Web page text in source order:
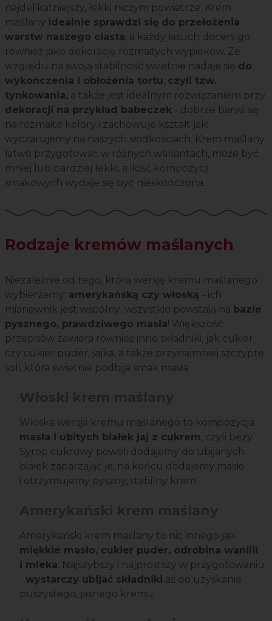
najdelikatniejszy, lekki niczym powietrze. Krem
maślany idealnie sprawdzi się do przełożenia
warstw naszego ciasta, a każdy łasuch doceni go
również jako dekorację rozmaitych wypieków. Ze
względu na swoją stabilność świetnie nadaje się do
wykończenia i obłożenia tortu, czyli tzw.
tynkowania, a także jest idealnym rozwiązaniem przy
dekoracji na przykład babeczek - dobrze barwi się
na rozmaite kolory i zachowuje kształt jaki
wyczarujemy na naszych słodkościach. Krem maślany
łatwo przygotować w różnych wariantach, może być
mniej lub bardziej lekki, a ilość kompozycji
smakowych wydaje się być nieskończona.
Rodzaje kremów maślanych
Niezależnie od tego, którą wersję kremu maślanego
wybierzemy: amerykańską czy włoską - ich
mianownik jest wspólny: wszystkie powstają na bazie
pysznego, prawdziwego masła! Większość
przepisów zawiera również inne składniki, jak cukier
czy cukier puder, jajka, a także przynajmniej szczyptę
soli, która świetnie podbija smak masła.
Włoska wersja kremu maślanego to kompozycja
masła i ubitych białek jaj z cukrem, czyli bezy.
Syrop cukrowy powoli dodajemy do ubijanych
białek zaparzając je, na końcu dodajemy masło
i otrzymujemy pyszny, stabilny krem.
Amerykański krem maślany to nic innego jak
miękkie masło, cukier puder, odrobina wanilii
i mleka. Najszybszy i najprostszy w przygotowaniu
- wystarczy ubijać składniki aż do uzyskania
puszystego, jasnego kremu.